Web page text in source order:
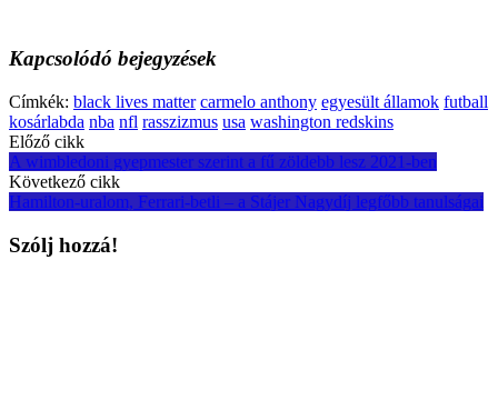
Kapcsolódó bejegyzések
Címkék: black lives matter carmelo anthony egyesült államok futball
kosárlabda nba nfl rasszizmus usa washington redskins
Post
navigation
Előző cikk
A wimbledoni gyepmester szerint a fű zöldebb lesz 2021-ben
Következő cikk
Hamilton-uralom, Ferrari-betli – a Stájer Nagydíj legfőbb tanulságai
Szólj hozzá!